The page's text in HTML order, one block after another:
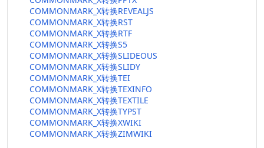
COMMONMARK_X转换REVEALJS
COMMONMARK_X转换RST
COMMONMARK_X转换RTF
COMMONMARK_X转换S5
COMMONMARK_X转换SLIDEOUS
COMMONMARK_X转换SLIDY
COMMONMARK_X转换TEI
COMMONMARK_X转换TEXINFO
COMMONMARK_X转换TEXTILE
COMMONMARK_X转换TYPST
COMMONMARK_X转换XWIKI
COMMONMARK_X转换ZIMWIKI